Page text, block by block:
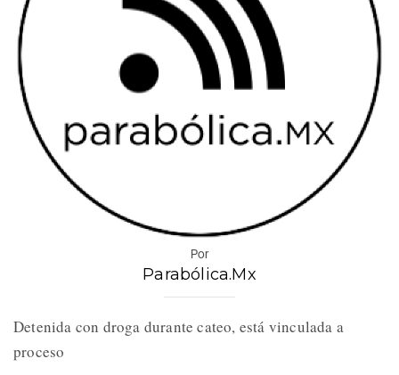
Por
Parabólica.Mx
Detenida con droga durante cateo, está vinculada a
proceso